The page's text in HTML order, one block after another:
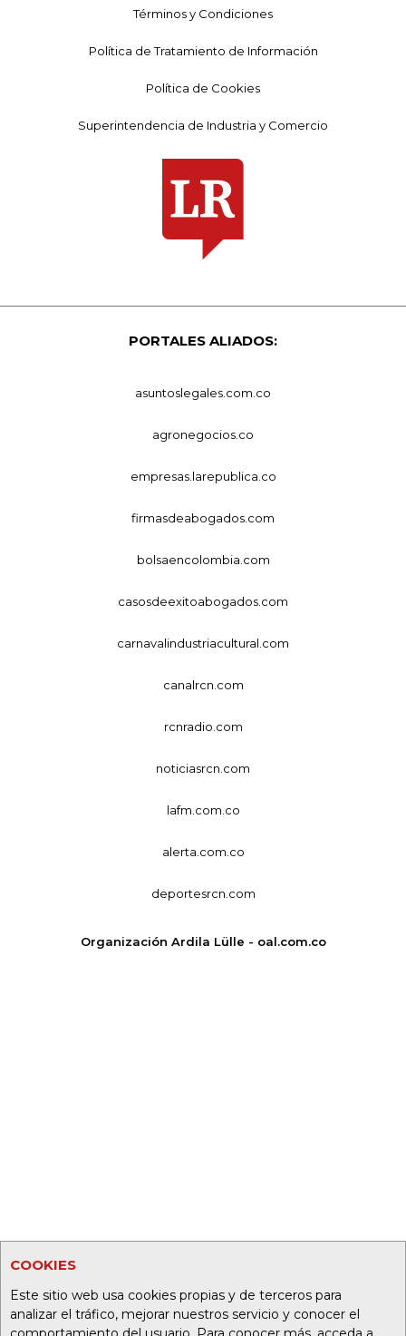
COOKIES
Este sitio web usa cookies propias y de terceros para
analizar el tráfico, mejorar nuestros servicio y conocer el
Términos y Condiciones
Política de Tratamiento de Información
Política de Cookies
Superintendencia de Industria y Comercio
PORTALES ALIADOS:
asuntoslegales.com.co
agronegocios.co
empresas.larepublica.co
firmasdeabogados.com
bolsaencolombia.com
casosdeexitoabogados.com
carnavalindustriacultural.com
canalrcn.com
rcnradio.com
noticiasrcn.com
lafm.com.co
alerta.com.co
deportesrcn.com
Organización Ardila Lülle - oal.com.co